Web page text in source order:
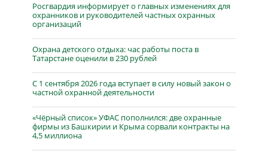
Росгвардия информирует о главных изменениях для
охранников и руководителей частных охранных
организаций
Охрана детского отдыха: час работы поста в
Татарстане оценили в 230 рублей
С 1 сентября 2026 года вступает в силу новый закон о
частной охранной деятельности
«Чёрный список» УФАС пополнился: две охранные
фирмы из Башкирии и Крыма сорвали контракты на
4,5 миллиона